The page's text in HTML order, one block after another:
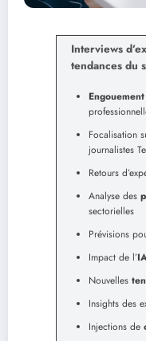
Interviews
tendances du
Engouement
Focalisation
journalistes
Retours
Analyse des
sectorielles
Prévisions
Impact de l’
Nouvelles
Insights des
Injections de